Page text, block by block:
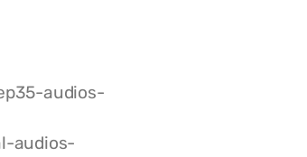
audios-
audios-